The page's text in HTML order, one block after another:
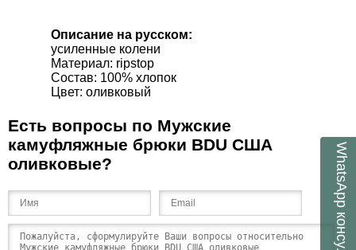
Описание на русском:
усиленные колени
Материал: ripstop
Состав: 100% хлопок
Цвет: оливковый
Есть вопросы по Мужские
камуфляжные брюки BDU США
оливковые?
WhatsApp